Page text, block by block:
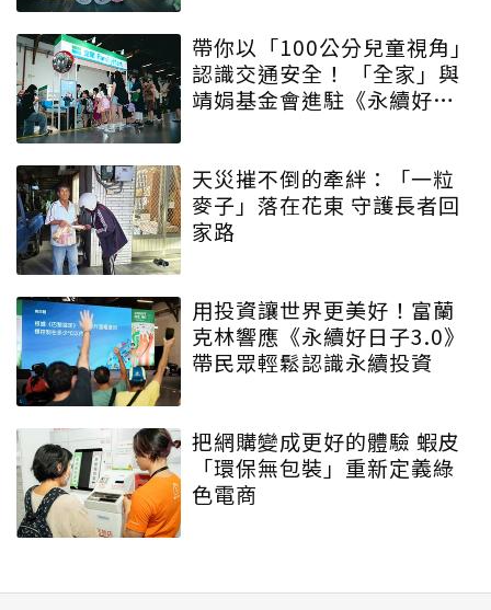
帶你以「100公分兒童視角」
認識交通安全！ 「全家」與
靖娟基金會進駐《永續好日
天災摧不倒的牽絆：「一粒
麥子」落在花東 守護長者回
家路
用投資讓世界更美好！富蘭
克林響應《永續好日子3.0》
帶民眾輕鬆認識永續投資
把網購變成更好的體驗 蝦皮
「環保無包裝」重新定義綠
色電商